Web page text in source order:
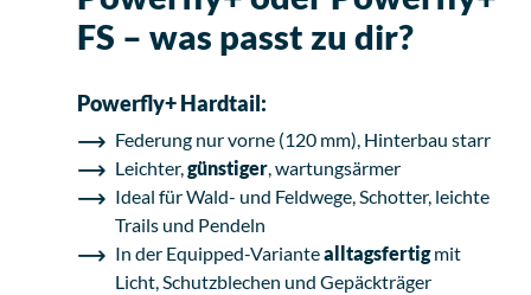
FS – was passt zu dir?
Powerfly+ Hardtail:
Federung nur vorne (120 mm), Hinterbau starr
Leichter,günstiger, wartungsärmer
Ideal für Wald- und Feldwege, Schotter, leichte
Trails und Pendeln
In der Equipped-Variantealltagsfertigmit
Licht, Schutzblechen und Gepäckträger